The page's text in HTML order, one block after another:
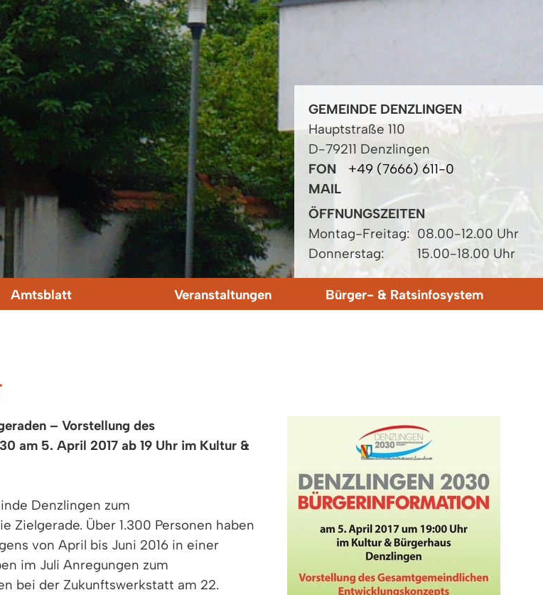
GEMEINDE DENZLINGEN
Hauptstraße 110
D-79211 Denzlingen
FON
+49 (7666) 611-0
MAIL
ÖFFNUNGSZEITEN
Montag-Freitag: 08.00-12.00 Uhr
Donnerstag:
15.00-18.00 Uhr
Amtsblatt Veranstaltungen Bürger- & Ratsinfosystem
– Vorstellung des
am 5. April 2017 ab 19 Uhr im Kultur &
Denzlingen zum
Über 1.300 Personen haben
von April bis Juni 2016 in einer
im Juli Anregungen zum
bei der Zukunftswerkstatt am 22.